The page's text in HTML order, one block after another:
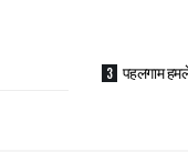
पहलगाम